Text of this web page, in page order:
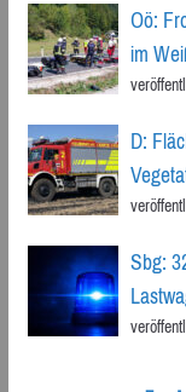
Oö:
im
D:
Sbg: